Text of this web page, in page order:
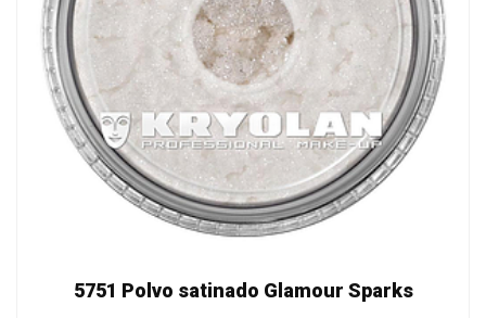
5751 Polvo satinado Glamour Sparks